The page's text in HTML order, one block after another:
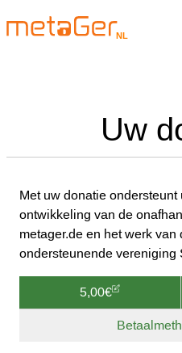
NL
Uw
Met uw donatie
ontwikkeling van de
metager.de en het werk van
ondersteunende vereniging
5,00€